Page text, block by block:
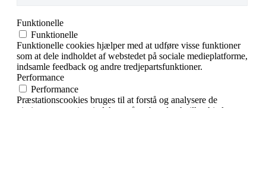
Funktionelle
Funktionelle
Funktionelle cookies hjælper med at udføre visse funktioner
som at dele indholdet af webstedet på sociale medieplatforme,
indsamle feedback og andre tredjepartsfunktioner.
Performance
Performance
Præstationscookies bruges til at forstå og analysere de
vigtigste præstationsindekser på webstedet, hvilket hjælper